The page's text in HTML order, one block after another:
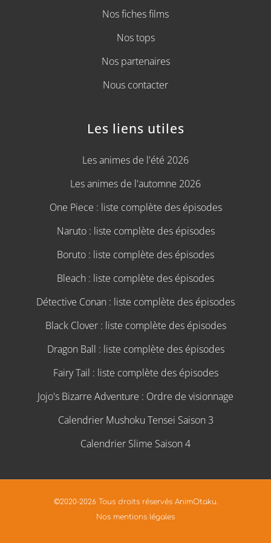
Nos fiches films
Nos tops
Nos partenaires
Nous contacter
Les liens utiles
Les animes de l'été 2026
Les animes de l'automne 2026
One Piece : liste complète des épisodes
Naruto : liste complète des épisodes
Boruto : liste complète des épisodes
Bleach : liste complète des épisodes
Détective Conan : liste complète des épisodes
Black Clover : liste complète des épisodes
Dragon Ball : liste complète des épisodes
Fairy Tail : liste complète des épisodes
Jojo's Bizarre Adventure : Ordre de visionnage
Calendrier Mushoku Tensei Saison 3
Calendrier Slime Saison 4
©2020-2026 Tous droits réservés AnimOtaku.
Nos mentions légales